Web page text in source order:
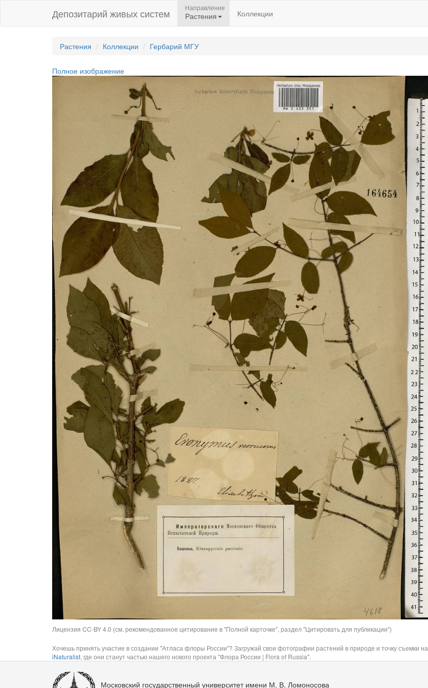
Депозитарий живых систем Направление
Растения Коллекции
Растения Коллекции Гербарий МГУ
Полное изображение
Лицензия CC-BY 4.0 (см. рекомендованное цитирование в "Полной карточке", раздел "Цитировать для публикации")
Хочешь принять участие в создании "Атласа флоры России"? Загружай свои фотографии растений в природе и точку съемки на
iNaturalist, где они станут частью нашего нового проекта "Флора России | Flora of Russia".
Московский государственный университет имени М. В. Ломоносова